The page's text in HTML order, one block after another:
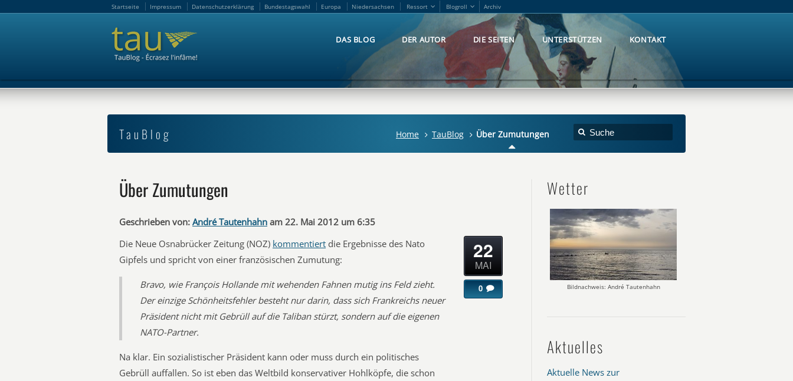
Startseite Impressum Datenschutzerklärung Bundestagswahl Europa Niedersachsen Ressort Blogroll Archiv
DAS BLOG DER AUTOR DIE SEITEN UNTERSTÜTZEN KONTAKT
TauBlog Home TauBlog Über Zumutungen
Über Zumutungen
Geschrieben von: André Tautenhahn am 22. Mai 2012 um 6:35
Die Neue Osnabrücker Zeitung (NOZ) kommentiert die Ergebnisse des Nato
Gipfels und spricht von einer französischen Zumutung:
Bravo, wie François Hollande mit wehenden Fahnen mutig ins Feld zieht.
Der einzige Schönheitsfehler besteht nur darin, dass sich Frankreichs neuer
Präsident nicht mit Gebrüll auf die Taliban stürzt, sondern auf die eigenen
NATO-Partner.
Na klar. Ein sozialistischer Präsident kann oder muss durch ein politisches
Gebrüll auffallen. So ist eben das Weltbild konservativer Hohlköpfe, die schon
22
MAI
0
Wetter
Bildnachweis: André Tautenhahn
Aktuelles
Aktuelle News zur
Startseite Impressum Datenschutzerklärung Bundestagswahl Europa Niedersachsen Ressort Blogroll Archiv
DAS BLOG DER AUTOR DIE SEITEN UNTERSTÜTZEN KONTAKT